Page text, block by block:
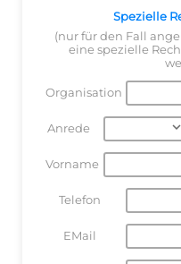
Spezielle
(nur für den Fall
eine spezielle
Organisation
Anrede
Vorname
Telefon
EMail